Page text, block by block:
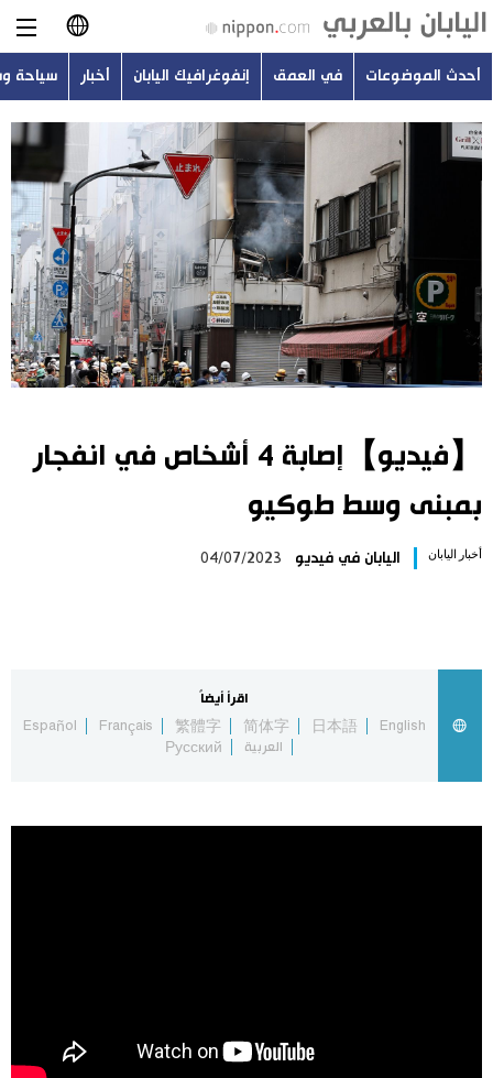
日本語
English
简体字
繁體字
Français
Español
أحدث الموضوعات
في العمق
إنفوغرافيك اليابان
سياحة وسفر
اليابان في فيديو
الأقسام
صور
الأكثر تفاعلا
أحدث الموضوعات في العمق إنفوغرافيك اليابان أخبار سياحة
【فيديو】إصابة 4 أشخاص في انفجار
بمبنى وسط طوكيو
أخبار اليابان اليابان في فيديو 04/07/2023
اقرأ أيضاً
English
日本語
简体字
繁體字
Français
Español
العربية
Русский